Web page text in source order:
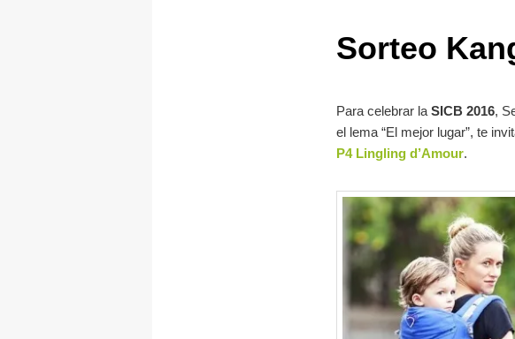
Sorteo
Para celebrar la SICB 2016,
el lema “El mejor lugar”, te
P4 Lingling d’Amour.